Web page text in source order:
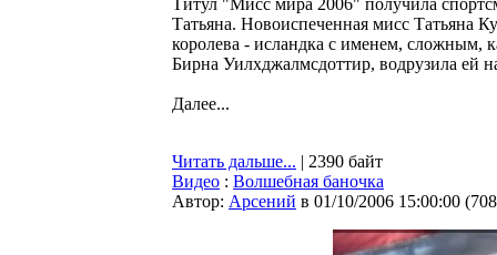
Титул "Мисс мира 2006" получила
Татьяна. Новоиспеченная мисс Татьяна
королева - исландка с именем, сложным,
Бирна Уилхджалмсдоттир, водрузила ей
Далее...
Читать дальше... | 2390 байт
Видео : Волшебная баночка
Автор: Арсений в 01/10/2006 15:00:00 (